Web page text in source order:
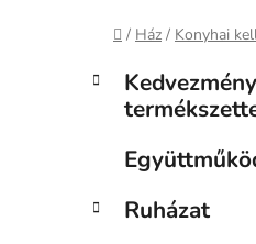
Kezdőlap
/ Ház / Konyhai
O
s
Kategóriák
átugrása
K
a
r
Ruházat